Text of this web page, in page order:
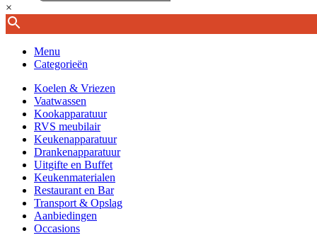
×
Menu
Categorieën
Koelen & Vriezen
Vaatwassen
Kookapparatuur
RVS meubilair
Keukenapparatuur
Drankenapparatuur
Uitgifte en Buffet
Keukenmaterialen
Restaurant en Bar
Transport & Opslag
Aanbiedingen
Occasions